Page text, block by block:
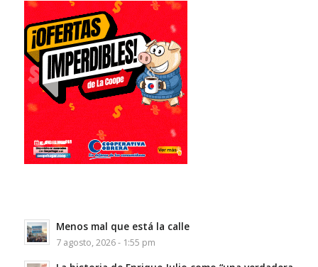
Menos mal que está la calle
7 agosto, 2026 - 1:55 pm